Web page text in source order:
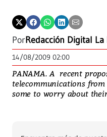
PorRedacción Digital
14/08/2009 02:00
PANAMA. A recent
telecommunications
some to worry about